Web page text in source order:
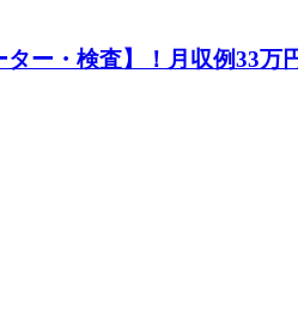
ター・検査】！月収例33